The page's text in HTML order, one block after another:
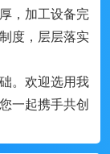
，加工设备完
度，层层落实
。欢迎选用我
一起携手共创